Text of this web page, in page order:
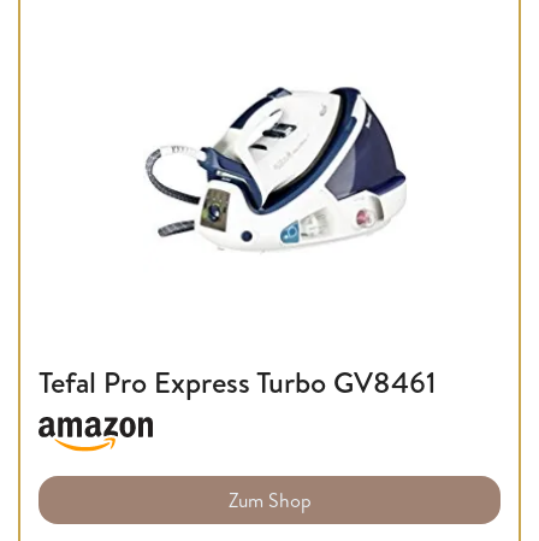
Tefal Pro Express Turbo GV8461
Zum Shop